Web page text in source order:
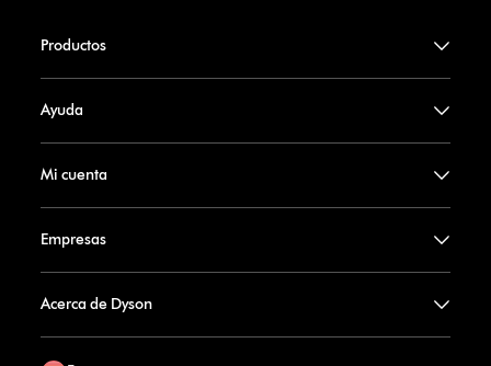
Productos
Ayuda
Mi cuenta
Empresas
Acerca de Dyson